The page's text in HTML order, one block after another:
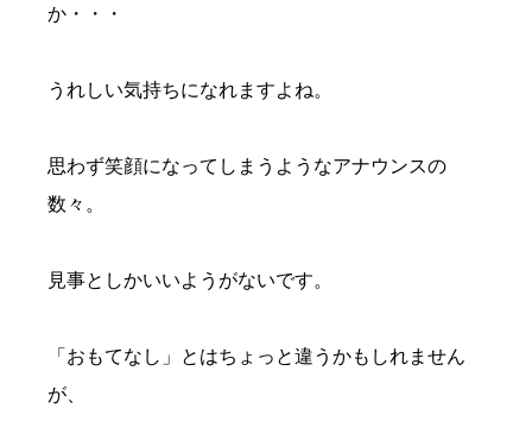
か・・・
うれしい気持ちになれますよね。
思わず笑顔になってしまうようなアナウンスの
数々。
見事としかいいようがないです。
「おもてなし」とはちょっと違うかもしれません
が、